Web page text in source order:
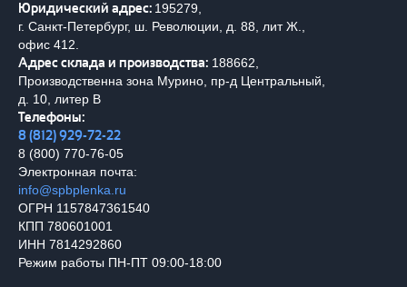
Юридический адрес: 195279,
г. Санкт-Петербург, ш. Революции, д. 88, лит Ж.,
офис 412.
Адрес склада и производства: 188662,
Производственна зона Мурино, пр-д Центральный,
д. 10, литер В
Телефоны:
8 (812) 929-72-22
8 (800) 770-76-05
Электронная почта:
info@spbplenka.ru
ОГРН 1157847361540
КПП 780601001
ИНН 7814292860
Режим работы ПН-ПТ 09:00-18:00